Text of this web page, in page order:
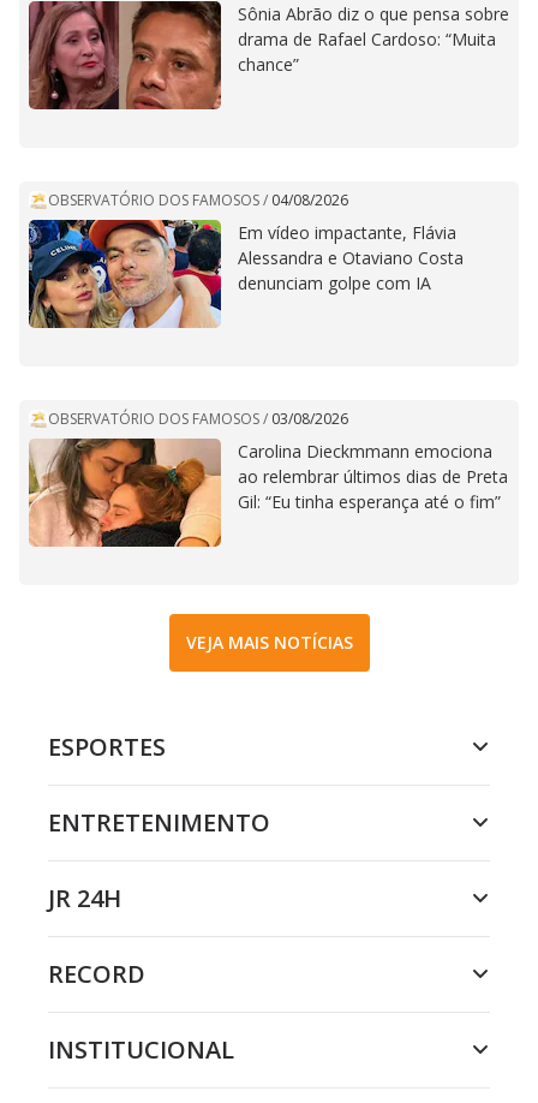
Sônia Abrão diz o que pensa sobre
drama de Rafael Cardoso: “Muita
chance”
OBSERVATÓRIO DOS FAMOSOS/ 04/08/2026
Em vídeo impactante, Flávia
Alessandra e Otaviano Costa
denunciam golpe com IA
OBSERVATÓRIO DOS FAMOSOS/ 03/08/2026
Carolina Dieckmmann emociona
ao relembrar últimos dias de Preta
Gil: “Eu tinha esperança até o fim”
VEJA MAIS NOTÍCIAS
ESPORTES
ENTRETENIMENTO
JR 24H
RECORD
INSTITUCIONAL